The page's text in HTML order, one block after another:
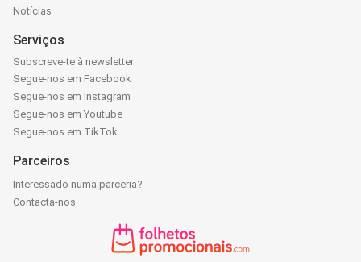
Notícias
Serviços
Subscreve-te à newsletter
Segue-nos em Facebook
Segue-nos em Instagram
Segue-nos em Youtube
Segue-nos em TikTok
Parceiros
Interessado numa parceria?
Contacta-nos